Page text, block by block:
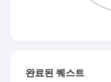
완료된 퀘스트